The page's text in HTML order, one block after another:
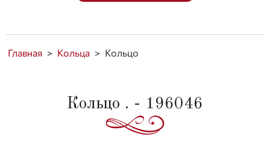
Главная > Кольца > Кольцо
Кольцо . - 196046